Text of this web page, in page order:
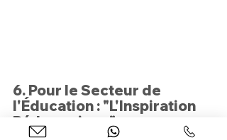
6. Pour le Secteur de
l'Éducation : "L'Inspiration
Pédagogique"